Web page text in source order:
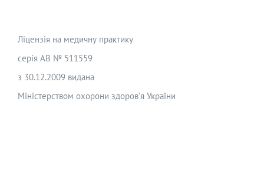
Ліцензія на медичну практику
серія АВ № 511559
з 30.12.2009 видана
Міністерством охорони здоров’я України